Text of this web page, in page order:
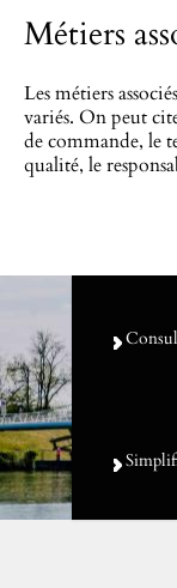
Métiers
Les métiers
variés. On peut
de commande, le
qualité, le